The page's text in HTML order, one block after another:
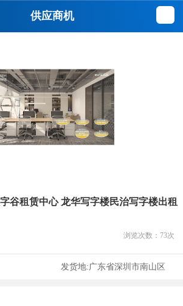
供应商机
谷租赁中心 龙华写字楼民治写字楼出租
浏览次数： 73次
发货地:广东省深圳市南山区